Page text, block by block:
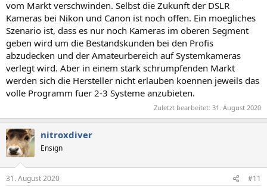
vom Markt verschwinden. Selbst die Zukunft der DSLR
Kameras bei Nikon und Canon ist noch offen. Ein moegliches
Szenario ist, dass es nur noch Kameras im oberen Segment
geben wird um die Bestandskunden bei den Profis
abzudecken und der Amateurbereich auf Systemkameras
verlegt wird. Aber in einem stark schrumpfenden Markt
werden sich die Hersteller nicht erlauben koennen jeweils das
volle Programm fuer 2-3 Systeme anzubieten.
Zuletzt bearbeitet: 31. August 2020
nitroxdiver
Ensign
31. August 2020 #11